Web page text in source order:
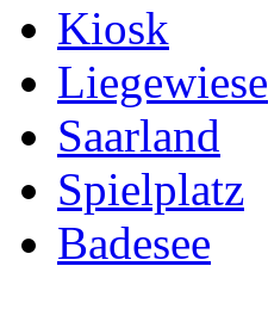
Kiosk
Liegewiese
Saarland
Spielplatz
Badesee